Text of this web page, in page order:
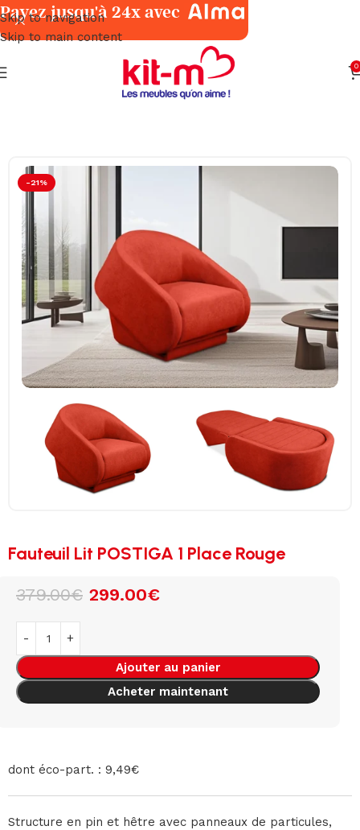
Skip to navigation
Skip to main content
0
Salons & Fauteuils Relaxation
-21%
Fauteuil Lit POSTIGA 1 Place Rouge
379.00€ 299.00€
Ajouter au panier
Acheter maintenant
dont éco-part. : 9,49€
Structure en pin et hêtre avec panneaux de particules,
Payez jusqu'à 24x avec